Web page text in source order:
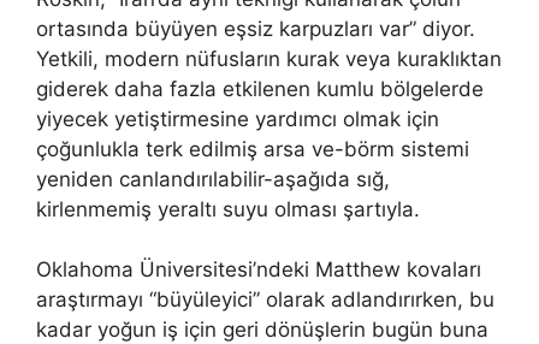
ortasında büyüyen eşsiz karpuzları var” diyor.
Yetkili, modern nüfusların kurak veya kuraklıktan
giderek daha fazla etkilenen kumlu bölgelerde
yiyecek yetiştirmesine yardımcı olmak için
çoğunlukla terk edilmiş arsa ve-börm sistemi
yeniden canlandırılabilir-aşağıda sığ,
kirlenmemiş yeraltı suyu olması şartıyla.
Oklahoma Üniversitesi’ndeki Matthew kovaları
araştırmayı “büyüleyici” olarak adlandırırken, bu
kadar yoğun iş için geri dönüşlerin bugün buna